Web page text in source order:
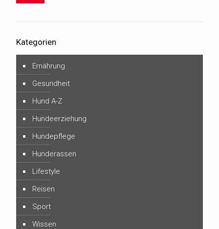
Kategorien
Ernährung
Gesundheit
Hund A-Z
Hundeerziehung
Hundepflege
Hunderassen
Lifestyle
Reisen
Sport
Wissen